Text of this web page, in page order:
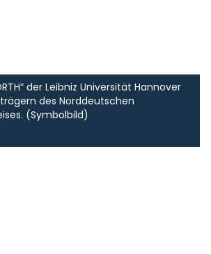
der Leibniz Universität Hannover
des Norddeutschen
(Symbolbild)